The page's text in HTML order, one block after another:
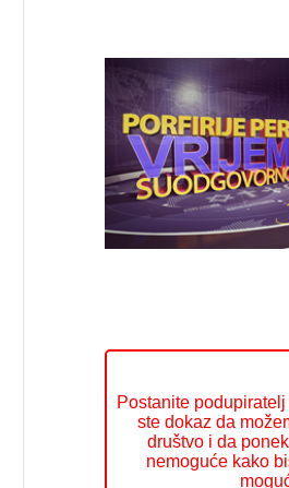
Postanite
ste dokaz da
društvo i da
nemoguće kako